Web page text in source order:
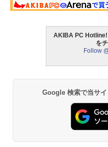
AKIBA PC Hotline!
を
Follow
Google 検索で当サ